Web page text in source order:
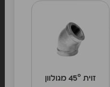
זוית 45° מגולוון